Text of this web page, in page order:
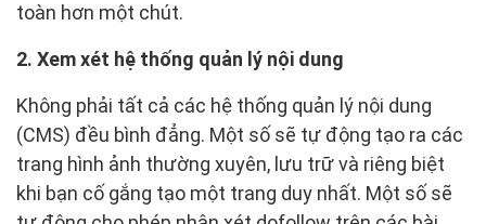
toàn hơn một chút.
2. Xem xét hệ thống quản lý nội dung
Không phải tất cả các hệ thống quản lý nội dung
(CMS) đều bình đẳng. Một số sẽ tự động tạo ra các
trang hình ảnh thường xuyên, lưu trữ và riêng biệt
khi bạn cố gắng tạo một trang duy nhất. Một số sẽ